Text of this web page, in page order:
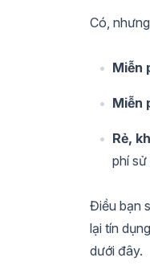
Có,
Miễn
Miễn
Rẻ,
phí sử
Điều bạn
lại tín
dưới đây.